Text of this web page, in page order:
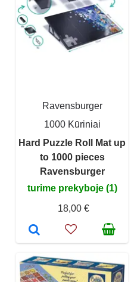
Ravensburger
1000 Kūriniai
Hard Puzzle Roll Mat up
to 1000 pieces
Ravensburger
turime prekyboje (1)
18,00 €